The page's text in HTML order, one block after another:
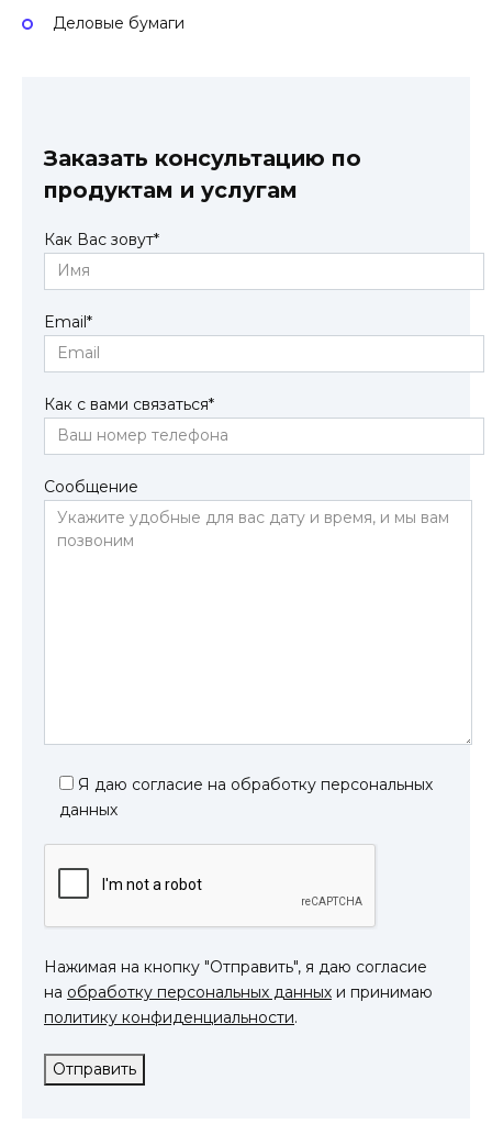
Деловые бумаги
Заказать консультацию по
продуктам и услугам
Как Вас зовут*
Email*
Как с вами связаться*
Сообщение
Я даю согласие на обработку персональных
данных
Нажимая на кнопку "Отправить", я даю согласие
на обработку персональных данных и принимаю
политику конфиденциальности.
Отправить